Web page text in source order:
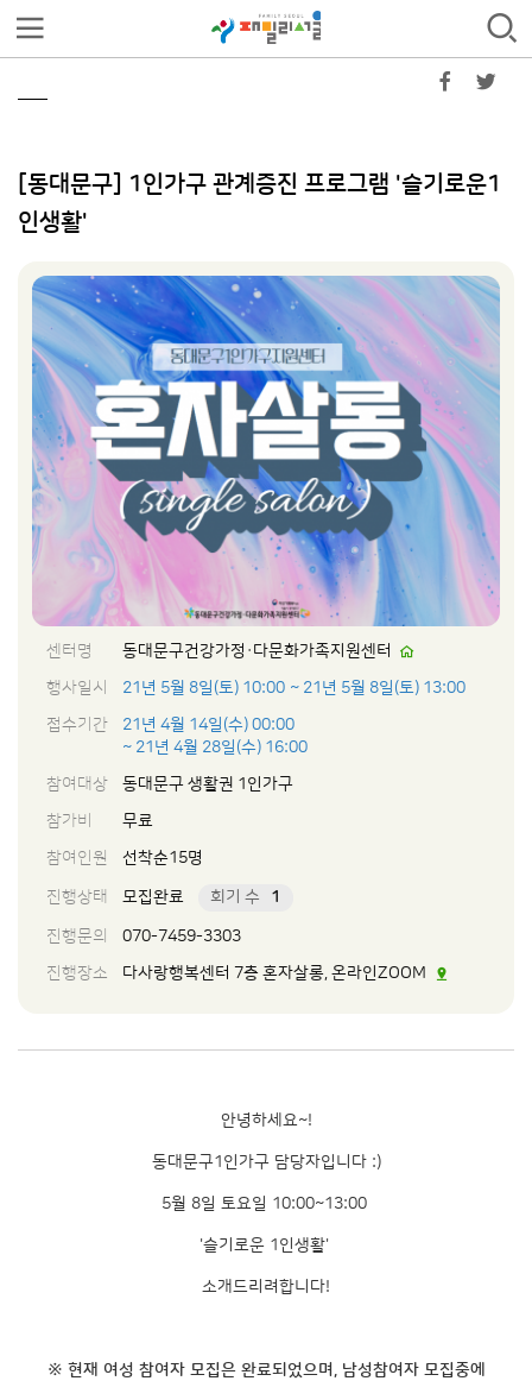
[동대문구] 1인가구 관계증진 프로그램 '슬기로운1
인생활'
센터명
동대문구건강가정·다문화가족지원센터
행사일시
21년 5월 8일(토) 10:00 ~ 21년 5월 8일(토) 13:00
접수기간
21년 4월 14일(수) 00:00
~ 21년 4월 28일(수) 16:00
참여대상
동대문구 생활권 1인가구
참가비
무료
참여인원
선착순15명
진행상태 모집완료 회기 수 1
진행문의
070-7459-3303
진행장소
다사랑행복센터 7층 혼자살롱, 온라인ZOOM
안녕하세요~!
동대문구1인가구 담당자입니다 :)
5월 8일 토요일 10:00~13:00
'슬기로운 1인생활'
소개드리려합니다!
※ 현재 여성 참여자 모집은 완료되었으며, 남성참여자 모집중에